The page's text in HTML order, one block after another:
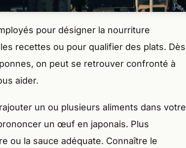
pour désigner la nourriture
recettes ou pour qualifier des plats. Dès
on peut se retrouver confronté à
aider.
un ou plusieurs aliments dans votre
un œuf en japonais. Plus
ou la sauce adéquate. Connaître le